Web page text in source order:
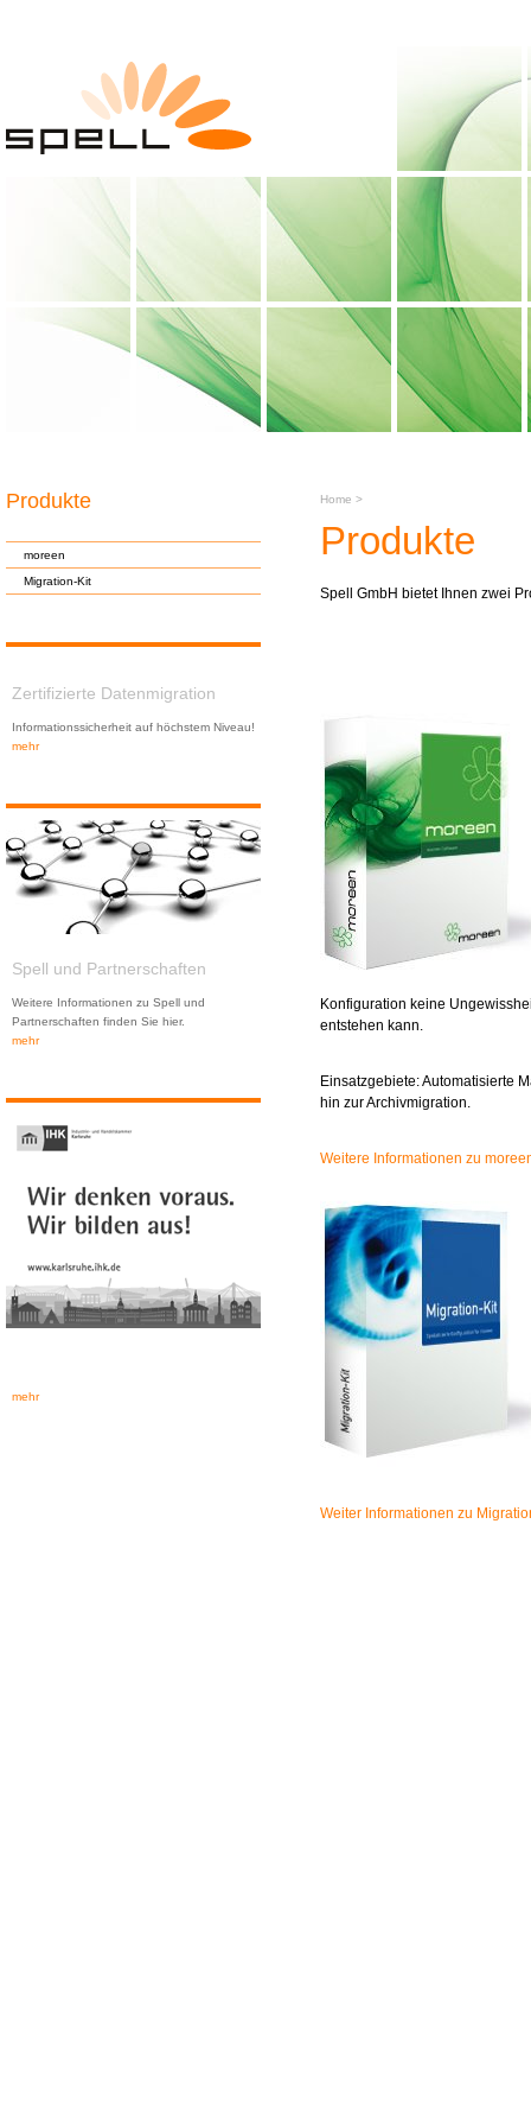
Produkte
moreen
Migration-Kit
Zertifizierte Datenmigration
Informationssicherheit auf höchstem Niveau!
mehr
Spell und Partnerschaften
Weitere Informationen zu Spell und
Partnerschaften finden Sie hier.
mehr
mehr
Home >
Produkte
Spell GmbH bietet Ihnen zwei
Konfiguration keine
entstehen kann.
Einsatzgebiete: Automatisierte
hin zur Archivmigration.
Weitere Informationen zu
Weiter Informationen zu